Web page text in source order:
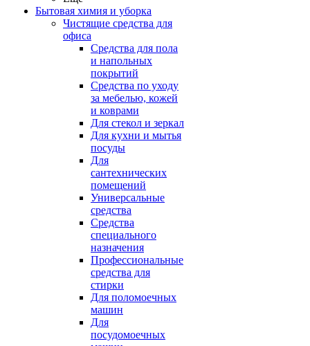
Бытовая химия и уборка
Чистящие средства для
офиса
Средства для пола
и напольных
покрытий
Средства по уходу
за мебелью, кожей
и коврами
Для стекол и зеркал
Для кухни и мытья
посуды
Для
сантехнических
помещений
Универсальные
средства
Средства
специального
назначения
Профессиональные
средства для
стирки
Для поломоечных
машин
Для
посудомоечных